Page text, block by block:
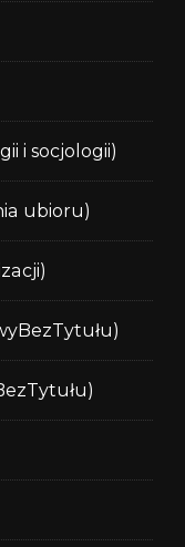
i socjologii)
ubioru)